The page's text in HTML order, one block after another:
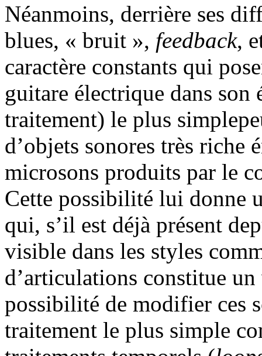
Néanmoins, derrière ses
blues, « bruit », feedback,
caractère constants qui
guitare électrique dans son
traitement) le plus
d’objets sonores très riche
microsons produits par le
Cette possibilité lui donne
qui, s’il est déjà présent
visible dans les styles
d’articulations constitue
possibilité de modifier ces
traitement le plus simple